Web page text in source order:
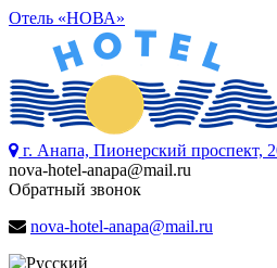
Отель «НОВА»
г. Анапа, Пионерский проспект,
nova-hotel-anapa@mail.ru
Обратный звонок
nova-hotel-anapa@mail.ru